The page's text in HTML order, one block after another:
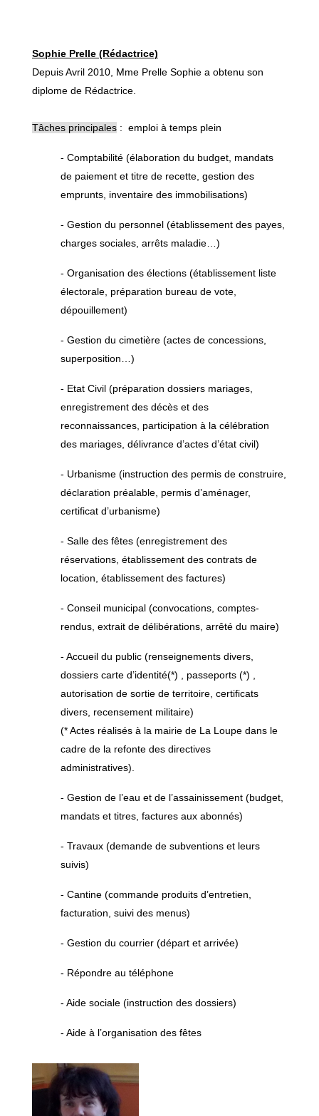
Sophie Prelle (Rédactrice)
Depuis Avril 2010, Mme Prelle Sophie a obtenu son
diplome de Rédactrice.
Tâches principales : emploi à temps plein
- Comptabilité (élaboration du budget, mandats
de paiement et titre de recette, gestion des
emprunts, inventaire des immobilisations)
- Gestion du personnel (établissement des payes,
charges sociales, arrêts maladie…)
- Organisation des élections (établissement liste
électorale, préparation bureau de vote,
dépouillement)
- Gestion du cimetière (actes de concessions,
superposition…)
- Etat Civil (préparation dossiers mariages,
enregistrement des décès et des
reconnaissances, participation à la célébration
des mariages, délivrance d’actes d’état civil)
- Urbanisme (instruction des permis de construire,
déclaration préalable, permis d’aménager,
certificat d’urbanisme)
- Salle des fêtes (enregistrement des
réservations, établissement des contrats de
location, établissement des factures)
- Conseil municipal (convocations, comptes-
rendus, extrait de délibérations, arrêté du maire)
- Accueil du public (renseignements divers,
dossiers carte d’identité(*) , passeports (*) ,
autorisation de sortie de territoire, certificats
divers, recensement militaire)
(* Actes réalisés à la mairie de La Loupe dans le
cadre de la refonte des directives
administratives).
- Gestion de l’eau et de l’assainissement (budget,
mandats et titres, factures aux abonnés)
- Travaux (demande de subventions et leurs
suivis)
- Cantine (commande produits d’entretien,
facturation, suivi des menus)
- Gestion du courrier (départ et arrivée)
- Répondre au téléphone
- Aide sociale (instruction des dossiers)
- Aide à l’organisation des fêtes